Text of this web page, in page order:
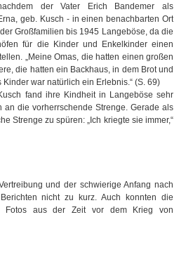
der Vater Erich Bandemer als
geb. Kusch - in einen benachbarten Ort
Großfamilien bis 1945 Langeböse, da die
für die Kinder und Enkelkinder einen
„Meine Omas, die hatten einen großen
die hatten ein Backhaus, in dem Brot und
war natürlich ein Erlebnis.“ (S. 69)
fand ihre Kindheit in Langeböse sehr
an die vorherrschende Strenge. Gerade als
Strenge zu spüren: „Ich kriegte sie immer,“
und der schwierige Anfang nach
nicht zu kurz. Auch konnten die
Fotos aus der Zeit vor dem Krieg von